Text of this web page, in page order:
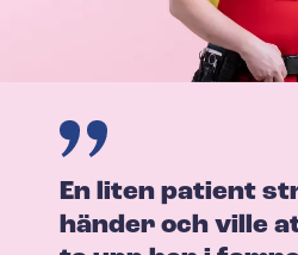
En liten patient
händer och ville